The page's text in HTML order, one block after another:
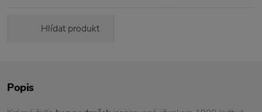
Hlídat produkt
Popis